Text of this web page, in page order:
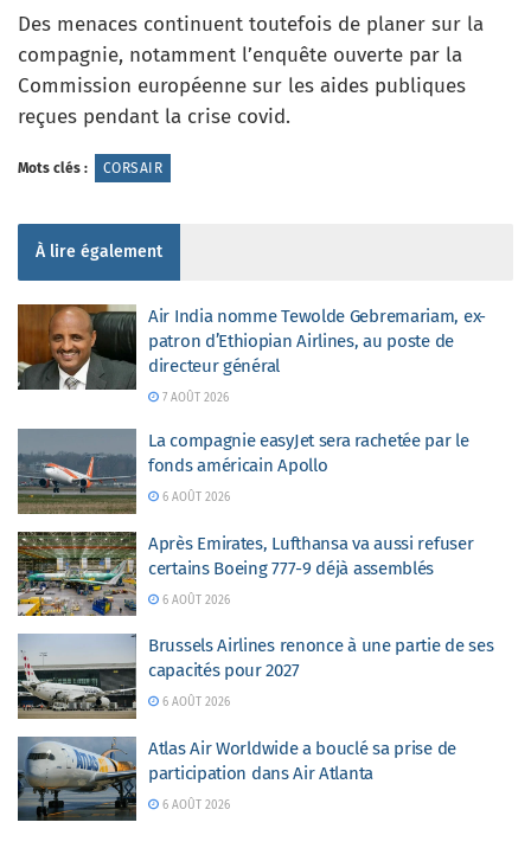
Des menaces continuent toutefois de planer sur la
compagnie, notamment l’enquête ouverte par la
Commission européenne sur les aides publiques
reçues pendant la crise covid.
Mots clés : CORSAIR
À lire également
Air India nomme Tewolde Gebremariam, ex-
patron d’Ethiopian Airlines, au poste de
directeur général
7 AOÛT 2026
La compagnie easyJet sera rachetée par le
fonds américain Apollo
6 AOÛT 2026
Après Emirates, Lufthansa va aussi refuser
certains Boeing 777-9 déjà assemblés
6 AOÛT 2026
Brussels Airlines renonce à une partie de ses
capacités pour 2027
6 AOÛT 2026
Atlas Air Worldwide a bouclé sa prise de
participation dans Air Atlanta
6 AOÛT 2026